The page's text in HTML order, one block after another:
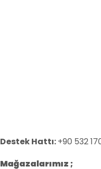
Destek Hattı:+90 532
Mağazalarımız ;